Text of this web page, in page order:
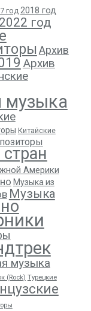
год 2018 год
2022 год
Архив
Архив
музыка
Китайские
Америки
Музыка из
Музыка
музыка
(Rock) Турецкие